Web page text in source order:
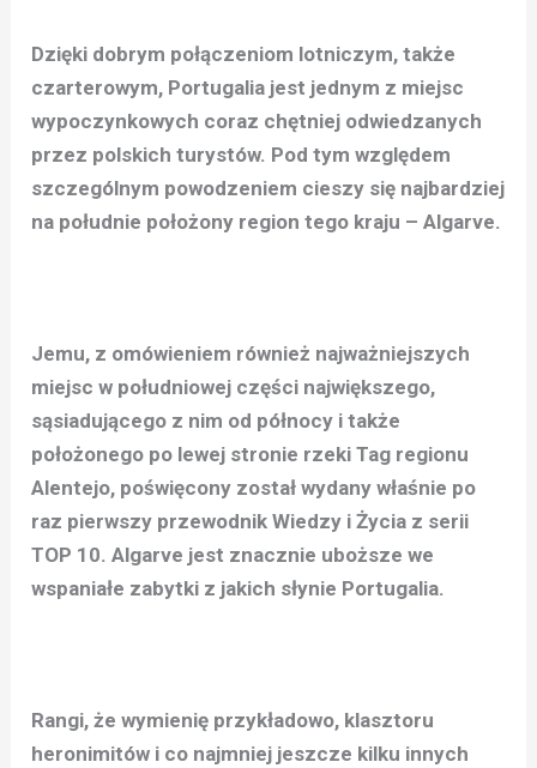
Dzięki dobrym połączeniom lotniczym, także
czarterowym, Portugalia jest jednym z miejsc
wypoczynkowych coraz chętniej odwiedzanych
przez polskich turystów. Pod tym względem
szczególnym powodzeniem cieszy się najbardziej
na południe położony region tego kraju – Algarve.
Jemu, z omówieniem również najważniejszych
miejsc w południowej części największego,
sąsiadującego z nim od północy i także
położonego po lewej stronie rzeki Tag regionu
Alentejo, poświęcony został wydany właśnie po
raz pierwszy przewodnik Wiedzy i Życia z serii
TOP 10.Algarve jest znacznie uboższe we
wspaniałe zabytki z jakich słynie Portugalia.
Rangi, że wymienię przykładowo, klasztoru
heronimitów i co najmniej jeszcze kilku innych